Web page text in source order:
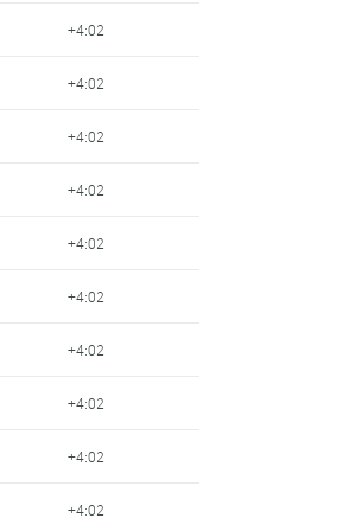
+4:02
+4:02
+4:02
+4:02
+4:02
+4:02
+4:02
+4:02
+4:02
+4:02